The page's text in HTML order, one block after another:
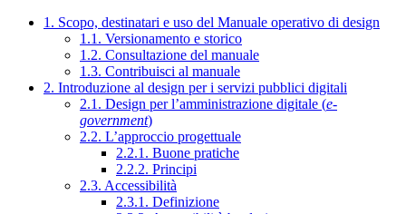
1. Scopo, destinatari e uso del Manuale operativo di design
1.1. Versionamento e storico
1.2. Consultazione del manuale
1.3. Contribuisci al manuale
2. Introduzione al design per i servizi pubblici digitali
2.1. Design per l’amministrazione digitale (e-
government)
2.2. L’approccio progettuale
2.2.1. Buone pratiche
2.2.2. Principi
2.3. Accessibilità
2.3.1. Definizione